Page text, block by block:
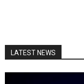
LATEST NEWS